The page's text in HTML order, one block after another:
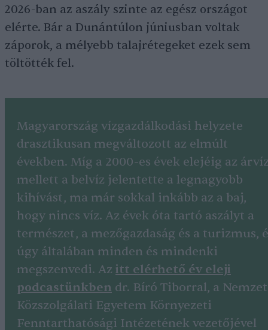
2026-ban az aszály szinte az egész országot
elérte. Bár a Dunántúlon júniusban voltak
záporok, a mélyebb talajrétegeket ezek sem
töltötték fel.
Magyarország vízgazdálkodási helyzete
drasztikusan megváltozott az elmúlt
években. Míg a 2000-es évek elejéig az
mellett a belvíz jelentette a legnagyobb
kihívást, ma már sokkal inkább az a baj,
hogy nincs víz. Az évek óta tartó aszályt a
természet, a mezőgazdaság és a turizmus,
úgy általában minden és mindenki
megszenvedi. Az itt elérhető év eleji
podcastünkben dr. Bíró Tiborral, a
Közszolgálati Egyetem Környezeti
Fenntarthatósági Intézetének vezetőjével